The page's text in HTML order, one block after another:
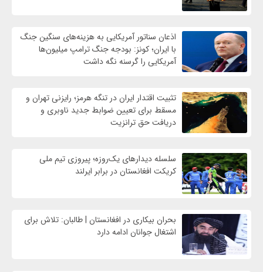
اذعان سناتور آمریکایی به هزینه‌های سنگین جنگ
با ایران؛ کونز: بودجه جنگ ترامپ میلیون‌ها
آمریکایی را گرسنه نگه داشت
تثبیت اقتدار ایران در تنگه هرمز؛ رایزنی تهران و
مسقط برای تعیین ضوابط جدید ناوبری و
دریافت حق ترانزیت
سلسله دیدارهای یک‌روزه؛ پیروزی تیم ملی
کریکت افغانستان در برابر ایرلند
بحران بیکاری در افغانستان | طالبان: تلاش برای
اشتغال جوانان ادامه دارد